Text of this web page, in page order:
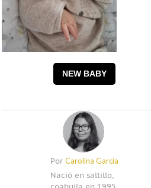
NEW BABY
Por Carolina García
Nació en saltillo,